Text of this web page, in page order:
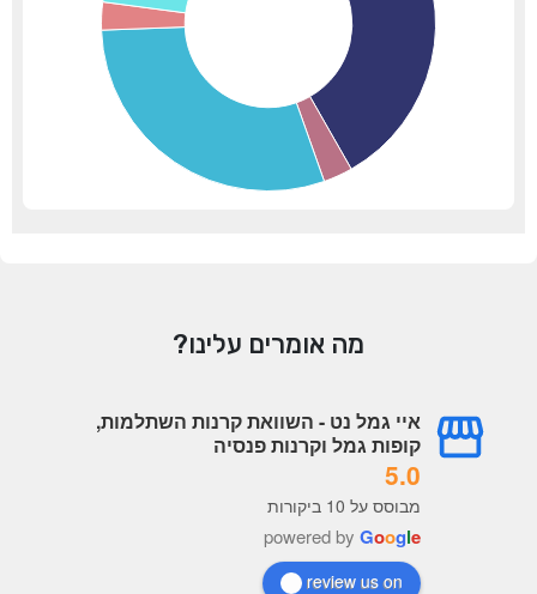
מה אומרים עלינו?
איי גמל נט - השוואת קרנות השתלמות,
קופות גמל וקרנות פנסיה
5.0
מבוסס על 10 ביקורות
powered by Google
review us on